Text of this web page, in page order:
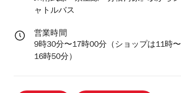
ャトルバス
営業時間
9時30分〜17時00分（ショップは11時〜
16時50分）